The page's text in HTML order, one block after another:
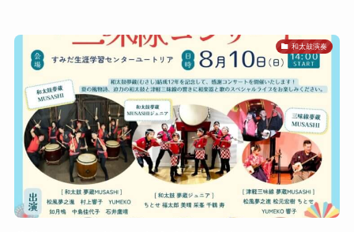
和太鼓演奏